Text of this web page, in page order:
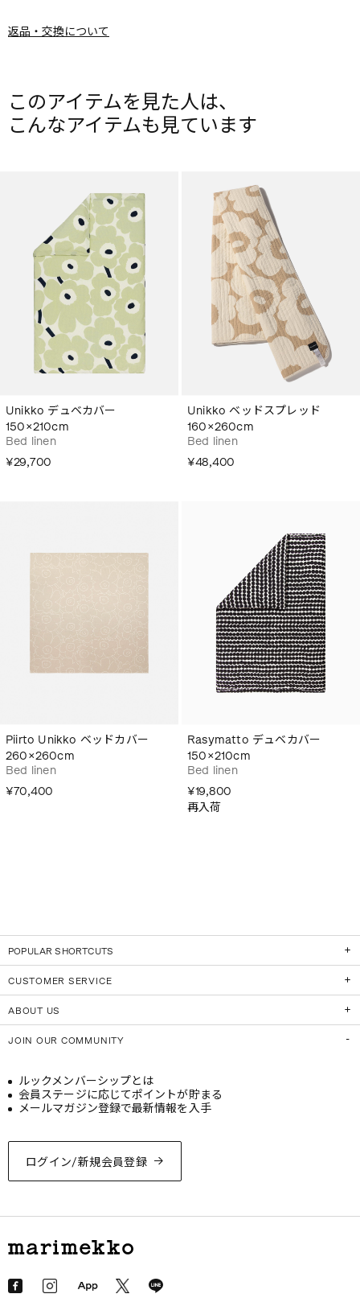
返品・交換について
このアイテムを見た人は、
こんなアイテムも見ています
Unikko デュベカバー
150×210cm
Bed linen
¥29,700
Unikko ベッドスプレッド
160×260cm
Bed linen
¥48,400
Piirto Unikko ベッドカバー
260×260cm
Bed linen
¥70,400
Rasymatto デュベカバー
150×210cm
Bed linen
¥19,800
再入荷
POPULAR SHORTCUTS
CUSTOMER SERVICE
ABOUT US
JOIN OUR COMMUNITY
ログイン/新規会員登録
ルックメンバーシップとは
会員ステージに応じてポイントが貯まる
メールマガジン登録で最新情報を入手